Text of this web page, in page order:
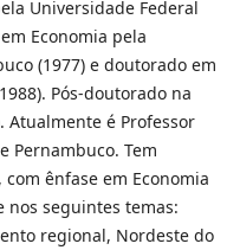
Universidade Federal
Economia pela
(1977) e doutorado em
Pós-doutorado na
Atualmente é Professor
Pernambuco. Tem
ênfase em Economia
seguintes temas:
regional, Nordeste do